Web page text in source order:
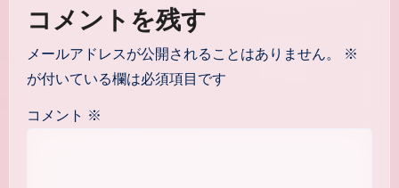
コメントを残す
メールアドレスが公開されることはありません。
※
が付いている欄は必須項目です
コメント ※